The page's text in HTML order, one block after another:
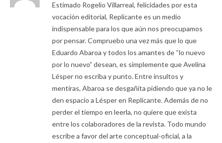
Estimado Rogelio Villarreal, felicidades por esta
vocación editorial, Replicante es un medio
indispensable para los que aún nos preocupamos
por pensar. Compruebo una vez más que lo que
Eduardo Abaroa y todos los amantes de “lo nuevo
por lo nuevo” desean, es simplemente que Avelina
Lésper no escriba y punto. Entre insultos y
mentiras, Abaroa se desgañita pidiendo que ya no le
den espacio a Lésper en Replicante. Además de no
perder el tiempo en leerla, no quiere que exista
entre los colaboradores de la revista. Todo mundo
escribe a favor del arte conceptual-oficial, a la